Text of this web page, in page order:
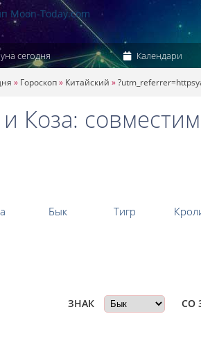
сегодня Календари
» Гороскоп» Китайский »
Коза:
Бык Тигр
ЗНАК СО